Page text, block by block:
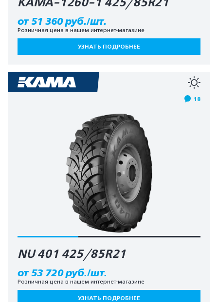
от 51 360 руб./шт.
Розничная цена в нашем интернет-магазине
УЗНАТЬ ПОДРОБНЕЕ
18
NU 401 425/85R21
от 53 720 руб./шт.
Розничная цена в нашем интернет-магазине
УЗНАТЬ ПОДРОБНЕЕ